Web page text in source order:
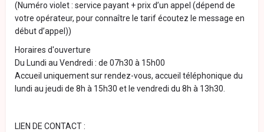
(Numéro violet : service payant + prix d’un appel (dépend de
votre opérateur, pour connaître le tarif écoutez le message en
début d’appel))
Horaires d'ouverture
Du Lundi au Vendredi : de 07h30 à 15h00
Accueil uniquement sur rendez-vous, accueil téléphonique du
lundi au jeudi de 8h à 15h30 et le vendredi du 8h à 13h30.
LIEN DE CONTACT :